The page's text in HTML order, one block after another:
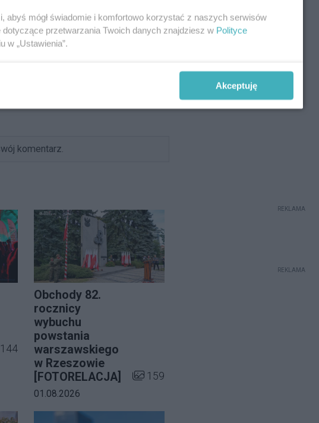
wydawanego przez
jest administratorem Twoich
serwisu. Zgodnie z art. 24 ust. 1
jest dobrowolne,
danych i ich poprawiania.
komentarz.
zdjęć w galerii:
144
Obchody 82.
rocznicy
wybuchu
powstania
warszawskiego
w Rzeszowie
[FOTORELACJA]
Liczba zdjęć w galerii:
159
Data dodania galerii:
01.08.2026
REKLAMA
REKLAMA
abyś mógł świadomie i komfortowo korzystać z naszych serwisów
dotyczące przetwarzania Twoich danych znajdziesz w Polityce
w „Ustawienia”.
Akceptuję